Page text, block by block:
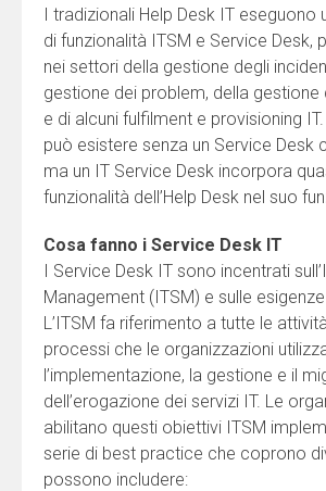
I tradizionali Help Desk IT eseguono
di funzionalità ITSM e Service Desk,
nei settori della gestione degli
gestione dei problem, della gestione
e di alcuni fulfilment e provisioning
può esistere senza un Service Desk
ma un IT Service Desk incorpora
funzionalità dell’Help Desk nel suo
Cosa fanno i Service Desk IT
I Service Desk IT sono incentrati
Management (ITSM) e sulle esigenze
L’ITSM fa riferimento a tutte le
processi che le organizzazioni
l’implementazione, la gestione e il
dell’erogazione dei servizi IT. Le
abilitano questi obiettivi ITSM
serie di best practice che coprono
possono includere: